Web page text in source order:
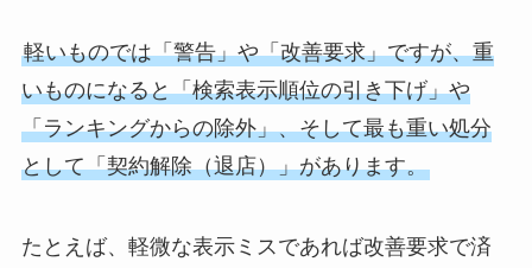
軽いものでは「警告」や「改善要求」ですが、重
いものになると「検索表示順位の引き下げ」や
「ランキングからの除外」、そして最も重い処分
として「契約解除（退店）」があります。
たとえば、軽微な表示ミスであれば改善要求で済